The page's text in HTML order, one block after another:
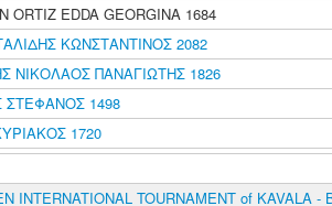
ORTIZ EDDA GEORGINA 1684
ΚΩΝΣΤΑΝΤΙΝΟΣ 2082
ΝΙΚΟΛΑΟΣ ΠΑΝΑΓΙΩΤΗΣ 1826
1498
1720
INTERNATIONAL TOURNAMENT of KAVALA -